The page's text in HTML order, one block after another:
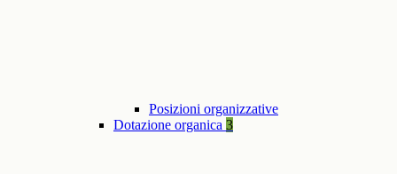
Posizioni organizzative
Dotazione organica 3